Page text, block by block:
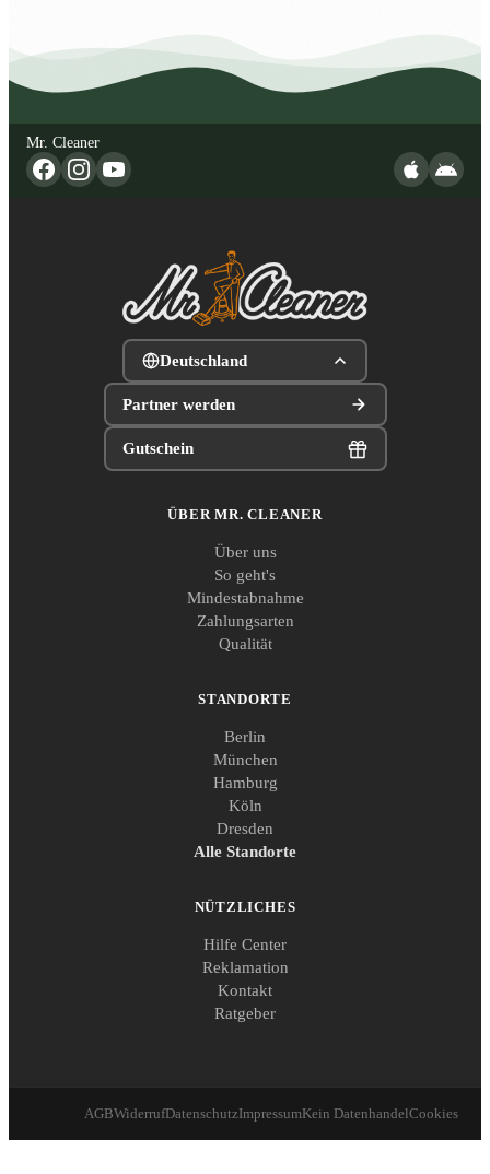
Mr. Cleaner
Deutschland
Partner werden
Gutschein
ÜBER MR. CLEANER
Über uns
So geht's
Mindestabnahme
Zahlungsarten
Qualität
STANDORTE
Berlin
München
Hamburg
Köln
Dresden
Alle Standorte
NÜTZLICHES
Hilfe Center
Reklamation
Kontakt
Ratgeber
AGBWiderrufDatenschutzImpressumKein DatenhandelCookies